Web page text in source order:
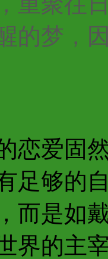
的梦，
恋爱固
足够的
而是如
界的主